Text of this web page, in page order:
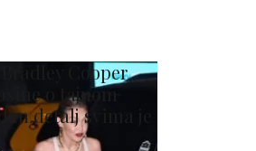
Cooper
o tajnom
detalj svima je